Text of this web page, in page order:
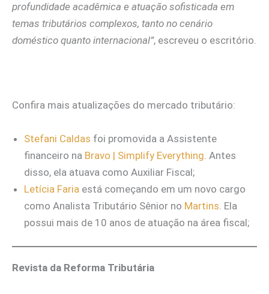
profundidade acadêmica e atuação sofisticada em
temas tributários complexos, tanto no cenário
doméstico quanto internacional”, escreveu o escritório.
Confira mais atualizações do mercado tributário:
Stefani Caldas foi promovida a Assistente
financeiro na Bravo | Simplify Everything . Antes
disso, ela atuava como Auxiliar Fiscal;
Letícia Faria está começando em um novo cargo
como Analista Tributário Sênior no Martins . Ela
possui mais de 10 anos de atuação na área fiscal;
Revista da Reforma Tributária